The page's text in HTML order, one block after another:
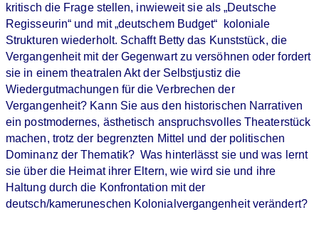
kritisch die Frage stellen, inwieweit sie als „Deutsche
Regisseurin“ und mit „deutschem Budget“ koloniale
Strukturen wiederholt. Schafft Betty das Kunststück, die
Vergangenheit mit der Gegenwart zu versöhnen oder fordert
sie in einem theatralen Akt der Selbstjustiz die
Wiedergutmachungen für die Verbrechen der
Vergangenheit? Kann Sie aus den historischen Narrativen
ein postmodernes, ästhetisch anspruchsvolles Theaterstück
machen, trotz der begrenzten Mittel und der politischen
Dominanz der Thematik? Was hinterlässt sie und was lernt
sie über die Heimat ihrer Eltern, wie wird sie und ihre
Haltung durch die Konfrontation mit der
deutsch/kameruneschen Kolonialvergangenheit verändert?